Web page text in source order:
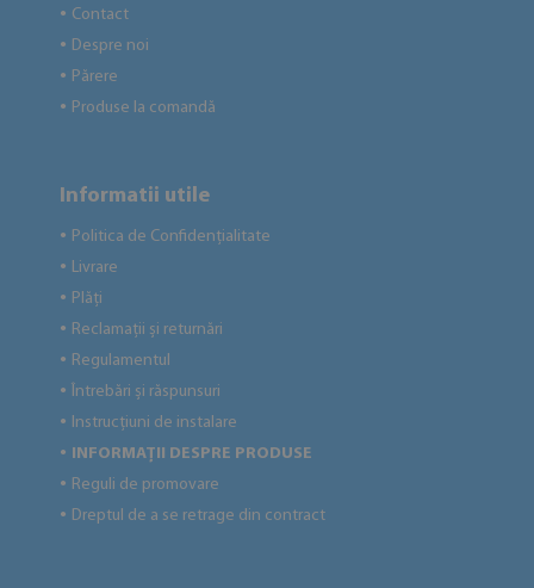
● Contact
● Despre noi
● Părere
● Produse la comandă
Informatii utile
● Politica de Confidențialitate
● Livrare
● Plăți
● Reclamații și returnări
● Regulamentul
● Întrebări și răspunsuri
● Instrucțiuni de instalare
● INFORMAȚII DESPRE PRODUSE
● Reguli de promovare
● Dreptul de a se retrage din contract